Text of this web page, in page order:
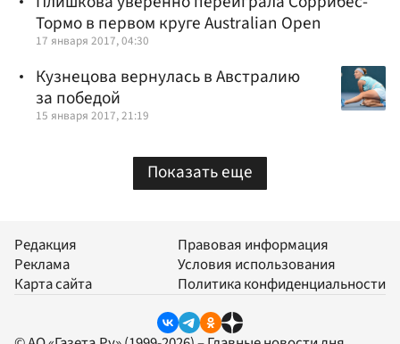
Тормо в первом круге Australian Open
17 января 2017, 04:30
Кузнецова вернулась в Австралию
за победой
15 января 2017, 21:19
Показать еще
Редакция
Реклама
Карта сайта
Правовая информация
Условия использования
Политика конфиденциальности